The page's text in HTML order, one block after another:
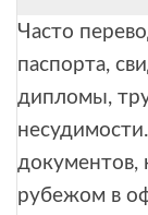
Часто
паспорта,
дипломы,
документов,
рубежом в